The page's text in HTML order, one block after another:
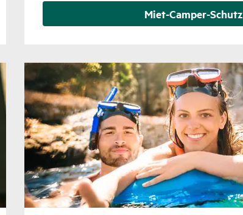
Miet-Camper-Schutz